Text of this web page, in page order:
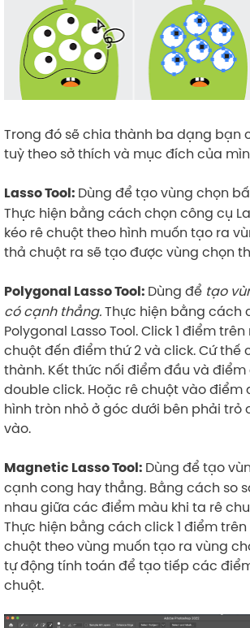
Trong đó sẽ chia thành ba dạng bạn
tuỳ theo sở thích và mục đích của
Lasso Tool: Dùng để tạo vùng chọn
Thực hiện bằng cách chọn công cụ
kéo rê chuột theo hình muốn tạo ra
thả chuột ra sẽ tạo được vùng chọn
Polygonal Lasso Tool: Dùng để tạo
có cạnh thẳng.Thực hiện bằng cách
Polygonal Lasso Tool. Click 1 điểm
chuột đến điểm thứ 2 và click. Cứ thế
thành. Kết thức nối điểm đầu và
double click. Hoặc rê chuột vào điểm
hình tròn nhỏ ở góc dưới bên phải trỏ
vào.
Magnetic Lasso Tool: Dùng để tạo
cạnh cong hay thẳng. Bằng cách so
nhau giữa các điểm màu khi ta rê
Thực hiện bằng cách click 1 điểm trên
chuột theo vùng muốn tạo ra vùng
tự động tính toán để tạo tiếp các
chuột.